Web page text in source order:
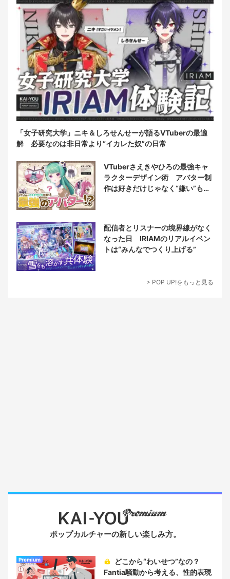
「女子研究大学」ニキ＆しろせんせーが語るVTuberの最適
解 必要なのは非日常より“イカレた奴”の日常
VTuberさえきやひろの最強キャ
ラクターデザイン術 アバター制
作は好きだけじゃなく“嫌い”もブ
配信者とリスナーの境界線がなく
なった日 IRIAMのリアルイベン
トは“みんなでつくり上げる”
> POP UP!をもっと見る
ポップカルチャーの新しい楽しみ方。
Premium
Fantia騒動から考える、性的表現